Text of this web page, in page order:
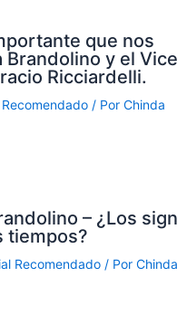
que nos
Brandolino y el Vice
Ricciardelli.
/ Por Chinda
– ¿Los
tiempos?
Recomendado / Por Chinda